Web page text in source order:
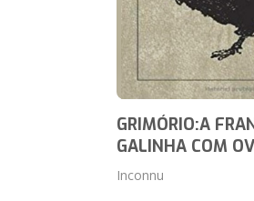
GRIMÓRIO:A
GALINHA COM
Inconnu